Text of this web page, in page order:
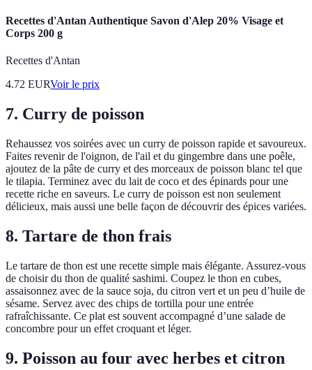
Recettes d'Antan Authentique Savon d'Alep 20% Visage et
Corps 200 g
Recettes d'Antan
4.72 EURVoir le prix
7. Curry de poisson
Rehaussez vos soirées avec un curry de poisson rapide et savoureux.
Faites revenir de l'oignon, de l'ail et du gingembre dans une poêle,
ajoutez de la pâte de curry et des morceaux de poisson blanc tel que
le tilapia. Terminez avec du lait de coco et des épinards pour une
recette riche en saveurs. Le curry de poisson est non seulement
délicieux, mais aussi une belle façon de découvrir des épices variées.
8. Tartare de thon frais
Le tartare de thon est une recette simple mais élégante. Assurez-vous
de choisir du thon de qualité sashimi. Coupez le thon en cubes,
assaisonnez avec de la sauce soja, du citron vert et un peu d’huile de
sésame. Servez avec des chips de tortilla pour une entrée
rafraîchissante. Ce plat est souvent accompagné d’une salade de
concombre pour un effet croquant et léger.
9. Poisson au four avec herbes et citron